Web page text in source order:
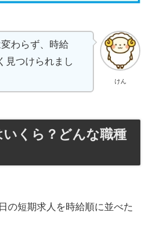
けん
わらず、時給
見つけられまし
くら？どんな職種
の短期求人を時給順に並べた